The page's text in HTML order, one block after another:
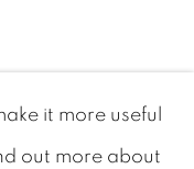
it more useful
out more about